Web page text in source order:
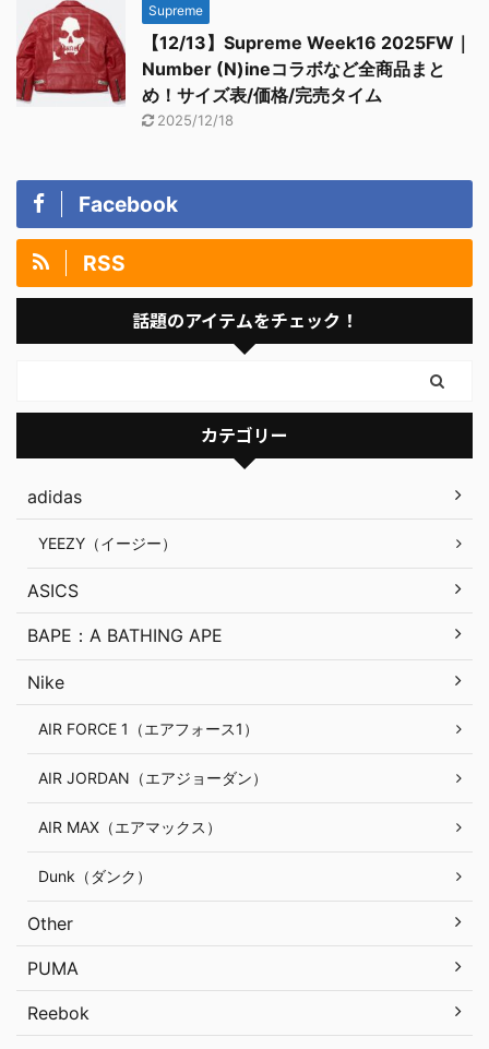
Supreme
【12/13】Supreme Week16 2025FW｜
Number (N)ineコラボなど全商品まと
め！サイズ表/価格/完売タイム
2025/12/18
Facebook
RSS
話題のアイテムをチェック！
カテゴリー
adidas
YEEZY（イージー）
ASICS
BAPE：A BATHING APE
Nike
AIR FORCE 1（エアフォース1）
AIR JORDAN（エアジョーダン）
AIR MAX（エアマックス）
Dunk（ダンク）
Other
PUMA
Reebok